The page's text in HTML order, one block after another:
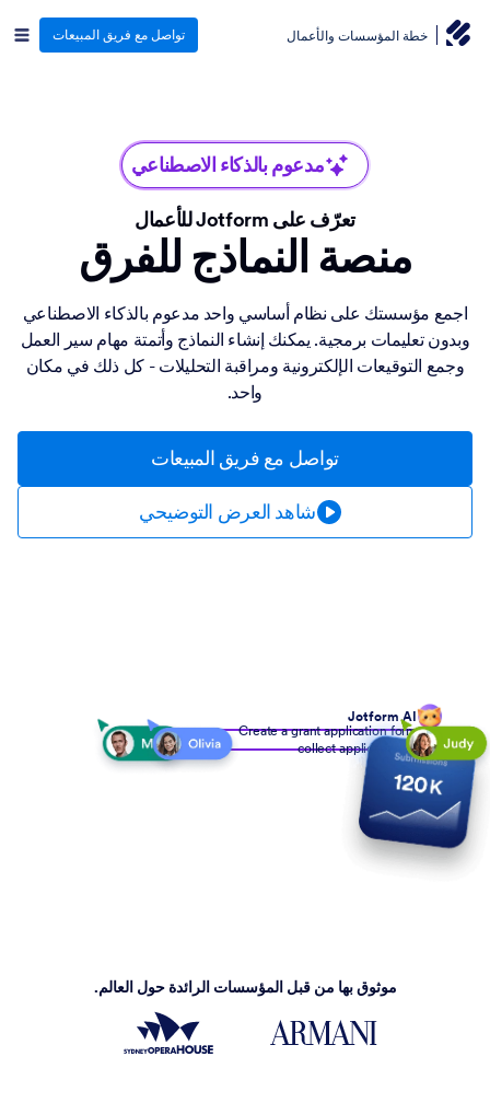
خطة المؤسسات والأعمال تواصل مع فريق المبيعات
مدعوم بالذكاء الاصطناعي
تعرّف على Jotform للأعمال
منصة النماذج للفرق
اجمع مؤسستك على نظام أساسي واحد مدعوم بالذكاء الاصطناعي
وبدون تعليمات برمجية. يمكنك إنشاء النماذج وأتمتة مهام سير العمل
وجمع التوقيعات الإلكترونية ومراقبة التحليلات - كل ذلك في مكان
واحد.
تواصل مع فريق المبيعات
شاهد العرض التوضيحي
Jotform AI
Create a grant application form to
collect applicant details
موثوق بها من قبل المؤسسات الرائدة حول العالم.